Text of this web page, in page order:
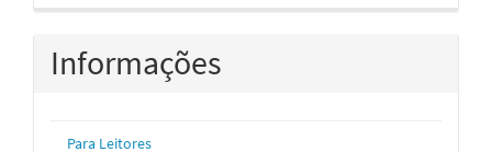
Informações
Para Leitores